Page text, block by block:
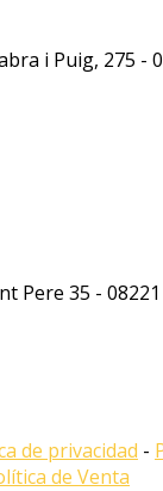
i Puig, 275 -
Pere 35 -
de privacidad -
de Venta